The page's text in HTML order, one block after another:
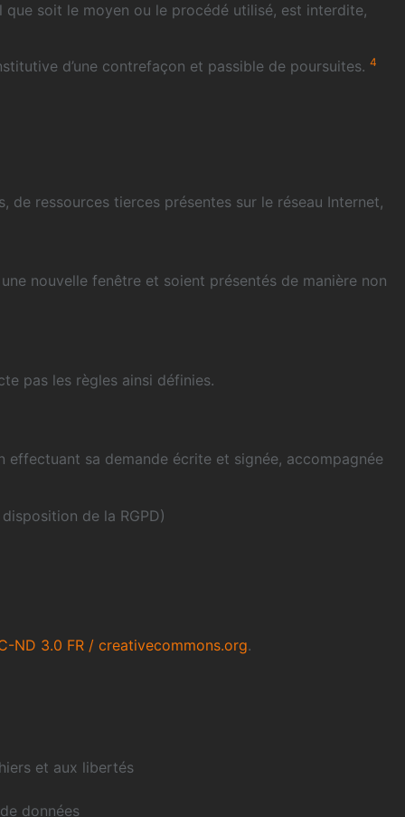
soit le moyen ou le procédé utilisé, est interdite,
d’une contrefaçon et passible de poursuites. 4
ressources tierces présentes sur le réseau Internet,
nouvelle fenêtre et soient présentés de manière non
pas les règles ainsi définies.
effectuant sa demande écrite et signée, accompagnée
de la RGPD)
ND 3.0 FR / creativecommons.org.
et aux libertés
données